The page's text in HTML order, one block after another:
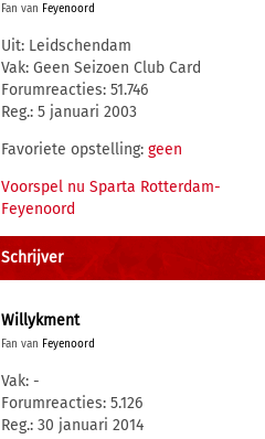
Fan van Feyenoord
Uit: Leidschendam
Vak: Geen Seizoen Club Card
Forumreacties: 51.746
Reg.: 5 januari 2003
Favoriete opstelling: geen
Voorspel nu Sparta Rotterdam-
Feyenoord
Schrijver
Willykment
Fan van Feyenoord
Vak: -
Forumreacties: 5.126
Reg.: 30 januari 2014